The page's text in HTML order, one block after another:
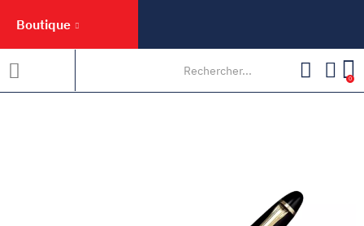
Boutique
0